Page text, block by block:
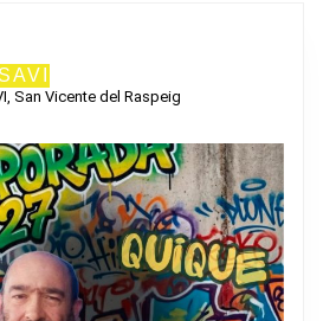
San Vicente del Raspeig